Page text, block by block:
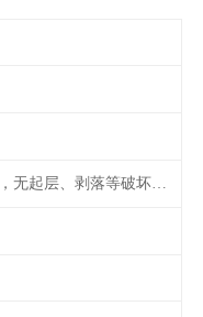
50次冻融循环，无起层、剥落等破坏现象